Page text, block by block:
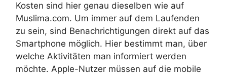
Kosten sind hier genau dieselben wie auf
Muslima.com. Um immer auf dem Laufenden
zu sein, sind Benachrichtigungen direkt auf das
Smartphone möglich. Hier bestimmt man, über
welche Aktivitäten man informiert werden
möchte. Apple-Nutzer müssen auf die mobile